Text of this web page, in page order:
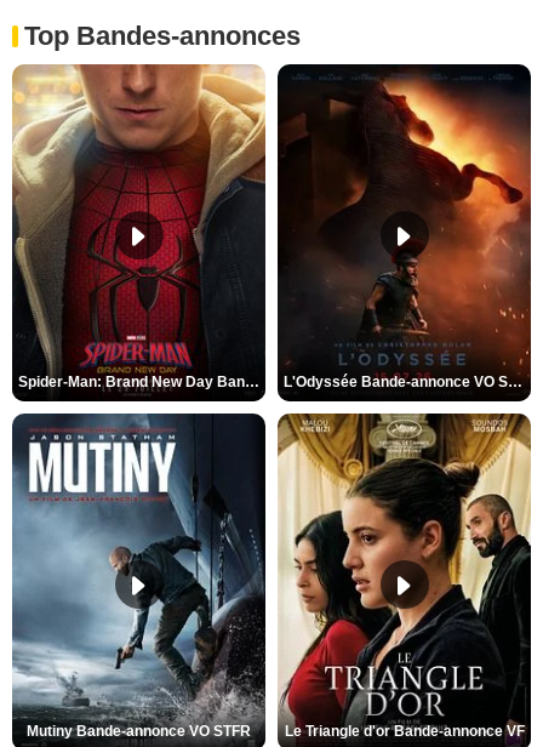
Top Bandes-annonces
Spider-Man: Brand New Day Bande-annonce VO STFR L'Odyssée Bande-annonce VO STFR
Mutiny Bande-annonce VO STFR Le Triangle d'or Bande-annonce VF